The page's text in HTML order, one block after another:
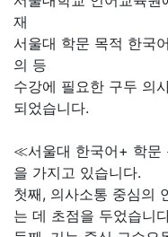
재
서울대 학문 목적 한국
의 등
수강에 필요한 구두 의
되었습니다.
≪서울대 한국어+ 학문
을 가지고 있습니다.
첫째, 의사소통 중심의
는 데 초점을 두었습니